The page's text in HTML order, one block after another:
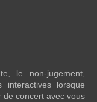
le non-jugement,
interactives lorsque
de concert avec vous